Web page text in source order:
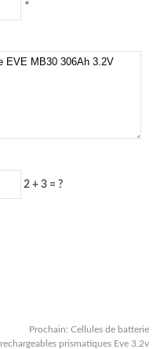
*
2 + 3 = ?
Prochain: Cellules de batterie
rechargeables prismatiques Eve 3.2v